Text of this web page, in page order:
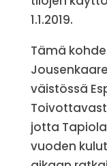
1.1.2019.
Tämä
väistössä
jotta
vuoden